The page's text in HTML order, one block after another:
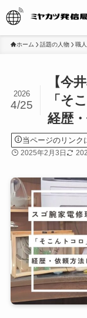
ホーム 話題の人物 職
【今
「そ
経歴
2026
4/25
当ページのリンク
2025年2月3日